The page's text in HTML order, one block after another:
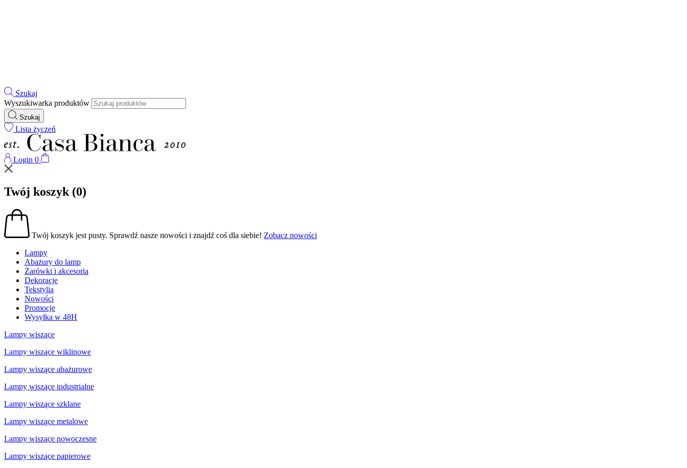
Szukaj
Wyszukiwarka produktów
Szukaj
Lista życzeń
Login 0
Twój koszyk (0)
Twój koszyk jest pusty. Sprawdź nasze nowości i znajdź coś dla siebie! Zobacz nowości
Lampy
Abażury do lamp
Żarówki i akcesoria
Dekoracje
Tekstylia
Nowości
Promocje
Wysyłka w 48H
Lampy wiszące
Lampy wiszące wiklinowe
Lampy wiszące abażurowe
Lampy wiszące industrialne
Lampy wiszące szklane
Lampy wiszące metalowe
Lampy wiszące nowoczesne
Lampy wiszące papierowe